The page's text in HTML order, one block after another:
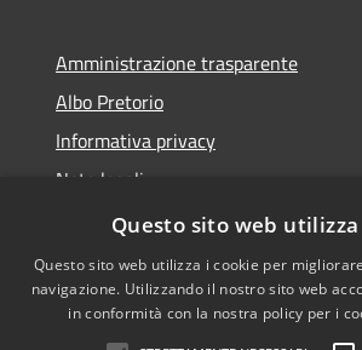
Amministrazione trasparente
Albo Pretorio
Informativa privacy
Note legali
Dichiarazione di accessibilità
•
Questo sito web
Questo sito web utilizza i cookie per
navigazione. Utilizzando il nostro sito web
in conformità con la nostra policy per i